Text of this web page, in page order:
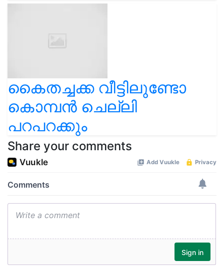
കൈതച്ചക്ക വീട്ടിലുണ്ടോ
കൊമ്പൻ ചെല്ലി
പറപറക്കും
Share your comments